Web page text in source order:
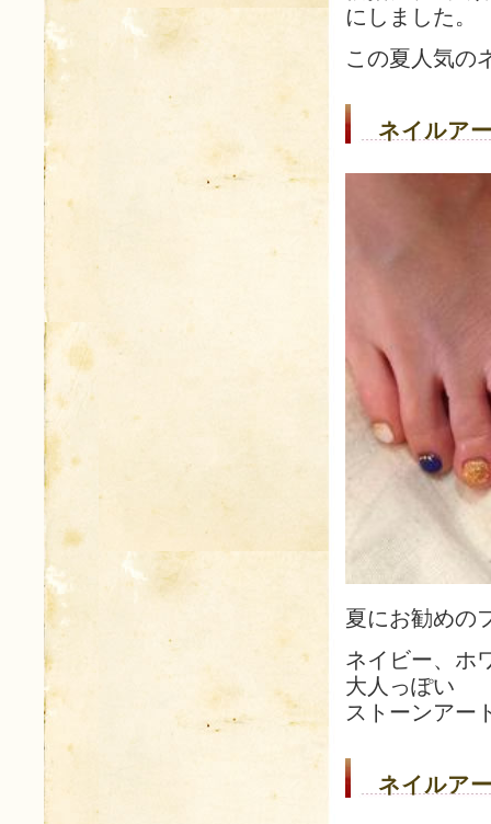
にしました。
この夏人気の
ネイルア
夏にお勧めの
ネイビー、ホ
大人っぽい
ストーンアー
ネイルア